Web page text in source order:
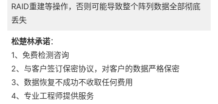
RAID重建等操作，否则可能导致整个阵列数据全部彻底
丢失
松楚林承诺：
1、免费检测咨询
2、与客户签订保密协议，对客户的数据严格保密
3、数据恢复不成功不收取任何费用
4、专业工程师提供服务